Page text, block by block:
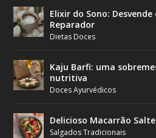
Elixir do Sono:
Reparador
Dietas Doces
Kaju Barfi: uma
nutritiva
Doces Ayurvédicos
Delicioso Macarrão
Salgados Tradicionais